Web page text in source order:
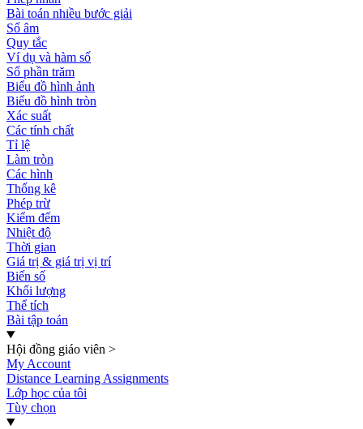
Bài toán nhiều bước giải
Số âm
Quy tắc
Ví dụ và hàm số
Số phần trăm
Biểu đồ hình ảnh
Biểu đồ hình tròn
Xác suất
Các tính chất
Tỉ lệ
Làm tròn
Các hình
Thống kê
Phép trừ
Kiểm đếm
Nhiệt độ
Thời gian
Giá trị & giá trị vị trí
Biến số
Khối lượng
Thể tích
Bài tập toán
Hội đồng giáo viên >
My Account
Distance Learning Assignments
Lớp học của tôi
Tùy chọn